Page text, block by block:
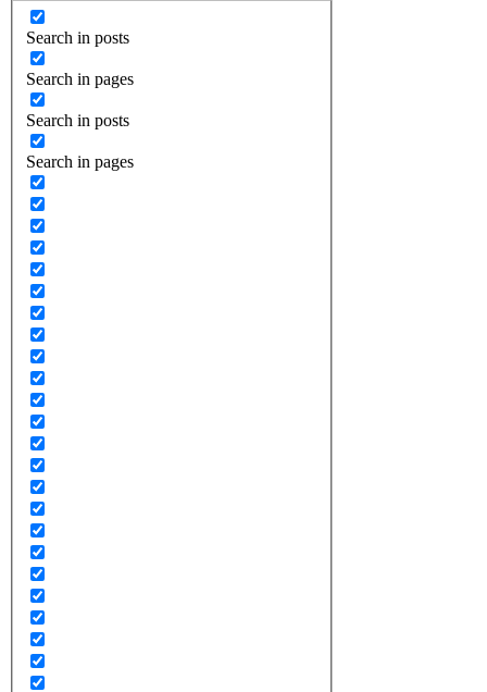
Search in posts
Search in pages
Search in posts
Search in pages